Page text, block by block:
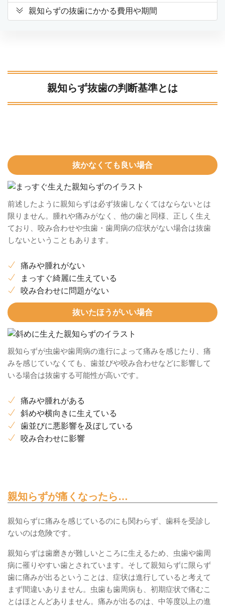
親知らずの抜歯にかかる費用や期間
親知らず抜歯の判断基準とは
抜かなくても良い場合
前述したように親知らずは必ず抜歯しなくてはならないとは
限りません。腫れや痛みがなく、他の歯と同様、正しく生え
ており、咬み合わせや虫歯・歯周病の症状がない場合は抜歯
しないということもあります。
痛みや腫れがない
まっすぐ綺麗に生えている
咬み合わせに問題がない
抜いたほうがいい場合
親知らずが虫歯や歯周病の進行によって痛みを感じたり、痛
みを感じていなくても、歯並びや咬み合わせなどに影響して
いる場合は抜歯する可能性が高いです。
痛みや腫れがある
斜めや横向きに生えている
歯並びに悪影響を及ぼしている
咬み合わせに影響
親知らずが痛くなったら…
親知らずに痛みを感じているのにも関わらず、歯科を受診し
ないのは危険です。
親知らずは歯磨きが難しいところに生えるため、虫歯や歯周
病に罹りやすい歯とされています。そして親知らずに限らず
歯に痛みが出るということは、症状は進行していると考えて
まず間違いありません。虫歯も歯周病も、初期症状で痛むこ
とはほとんどありません。痛みが出るのは、中等度以上の進